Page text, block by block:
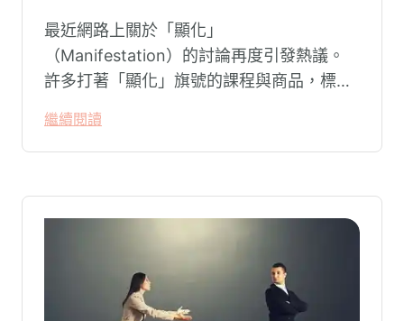
最近網路上關於「顯化」
（Manifestation）的討論再度引發熱議。
許多打著「顯化」旗號的課程與商品，標榜
能吸引財富、關係與健康。這類論述聽起來
療癒，卻經常缺乏實證基礎，甚至可能對正
繼續閱讀